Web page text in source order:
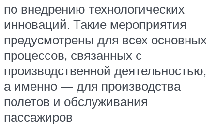
по внедрению технологических
инноваций. Такие мероприятия
предусмотрены для всех основных
процессов, связанных с
производственной деятельностью,
а именно — для производства
полетов и обслуживания
пассажиров